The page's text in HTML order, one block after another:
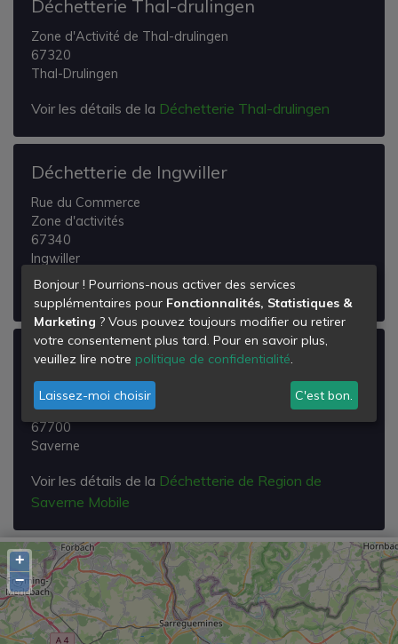
Déchetterie Thal-drulingen
Zone d'Activité de Thal-drulingen
67320
Thal-Drulingen
Voir les détails de la Déchetterie Thal-drulingen
Déchetterie de Ingwiller
Rue du Commerce
Zone d'activités
67340
Ingwiller
Voir les détails de laDéchetterie de Ingwiller
Déchetterie de Region de Saverne
Mobile
SAVERNE
67700
Saverne
Voir les détails de la Déchetterie de Region de
Saverne Mobile
+
−
Bonjour ! Pourrions-nous activer des services
supplémentaires pour Fonctionnalités, Statistiques &
Marketing ? Vous pouvez toujours modifier ou retirer
votre consentement plus tard. Pour en savoir plus,
veuillez lire notre politique de confidentialité.
Laissez-moi choisir C'est bon.